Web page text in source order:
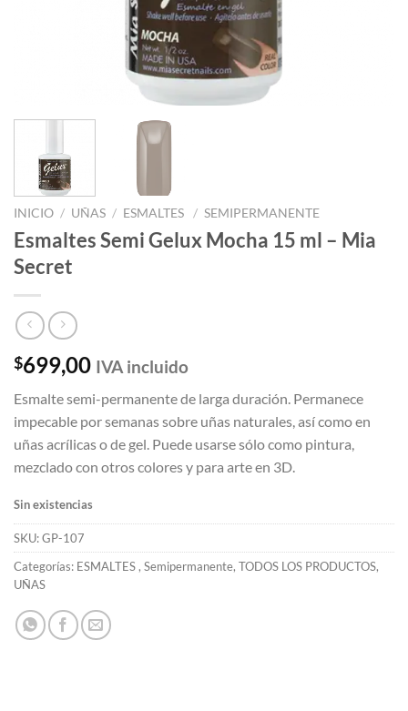
INICIO / UÑAS / ESMALTES / SEMIPERMANENTE
Esmaltes Semi Gelux Mocha 15 ml – Mia
Secret
$699,00 IVA incluido
Esmalte semi-permanente de larga duración. Permanece
impecable por semanas sobre uñas naturales, así como en
uñas acrílicas o de gel. Puede usarse sólo como pintura,
mezclado con otros colores y para arte en 3D.
Sin existencias
SKU:GP-107
Categorías: ESMALTES, Semipermanente, TODOS LOS PRODUCTOS,
UÑAS